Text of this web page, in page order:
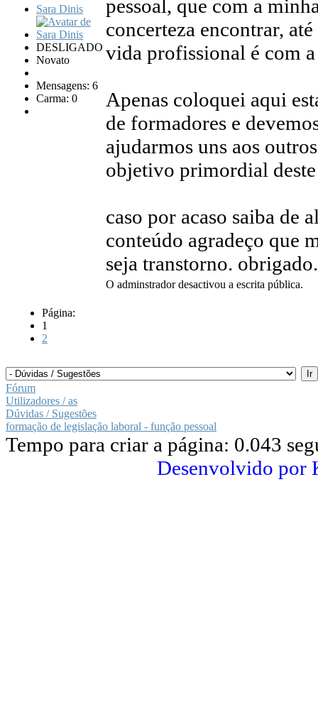
Sara Dinis
DESLIGADO
Novato
Mensagens: 6
Carma: 0
pessoal, que com a
concerteza encontrar,
vida profissional é com
Apenas coloquei aqui
de formadores e
ajudarmos uns aos
objetivo primordial
caso por acaso saiba de
conteúdo agradeço que
seja transtorno. obrigado.
O adminstrador desactivou a escrita pública.
Página:
1
2
Fórum
Utilizadores / as
Dúvidas / Sugestões
formação de legislação laboral - função pessoal
Tempo para criar a página: 0.043
Desenvolvido por